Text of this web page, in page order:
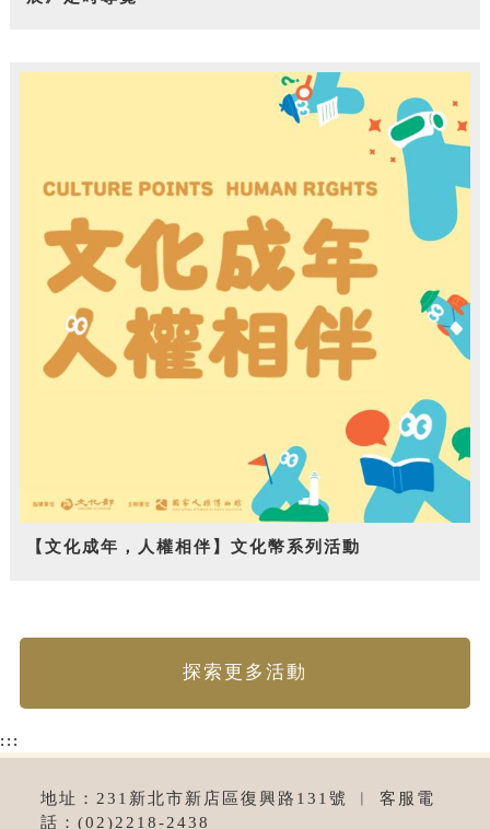
【文化成年，人權相伴】文化幣系列活動
探索更多活動
:::
地址：231新北市新店區復興路131號 ︱ 客服電
話：(02)2218-2438